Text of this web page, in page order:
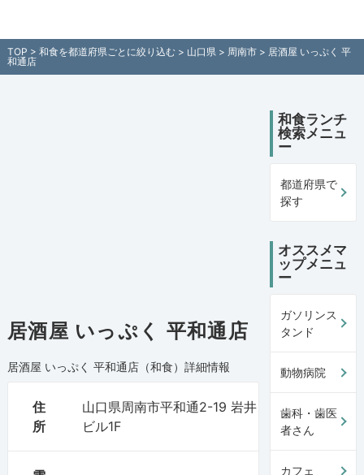
全国各地の和食を住所付きでご紹介！日本全国の和食ランチ検索サ
イト「和食処マップ」
TOP > 和食を都道府県ごとに絞り込む> 山口県> 周南市> 居酒屋 いっぷく 平
和通店
居酒屋 いっぷく 平和通店
居酒屋 いっぷく 平和通店（和食） 詳細情報
住
所
山口県周南市平和通2-19 岩井
ビル1F
和食ランチ
検索メニュ
ー
都道府県で
探す
オススメマ
ップメニュ
ー
ガソリンス
タンド
動物病院
歯科・歯医
者さん
カフェ